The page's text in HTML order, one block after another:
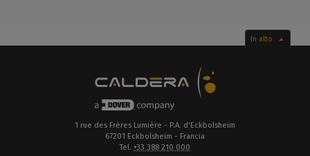
In alto
1 rue des Frères Lumière - P.A. d'Eckbolsheim
67201 Eckbolsheim - Francia
Tel. +33 388 210 000